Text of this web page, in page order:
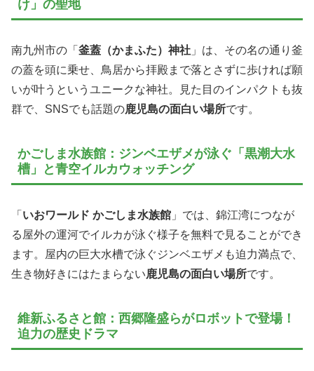
け」の聖地
南九州市の「 釜蓋（かまふた）神社 」は、その名の通り釜
の蓋を頭に乗せ、鳥居から拝殿まで落とさずに歩ければ願
いが叶うというユニークな神社。見た目のインパクトも抜
群で、SNSでも話題の鹿児島の面白い場所です。
かごしま水族館：ジンベエザメが泳ぐ「黒潮大水
槽」と青空イルカウォッチング
「 いおワールド かごしま水族館 」では、錦江湾につなが
る屋外の運河でイルカが泳ぐ様子を無料で見ることができ
ます。屋内の巨大水槽で泳ぐジンベエザメも迫力満点で、
生き物好きにはたまらない鹿児島の面白い場所です。
維新ふるさと館：西郷隆盛らがロボットで登場！
迫力の歴史ドラマ